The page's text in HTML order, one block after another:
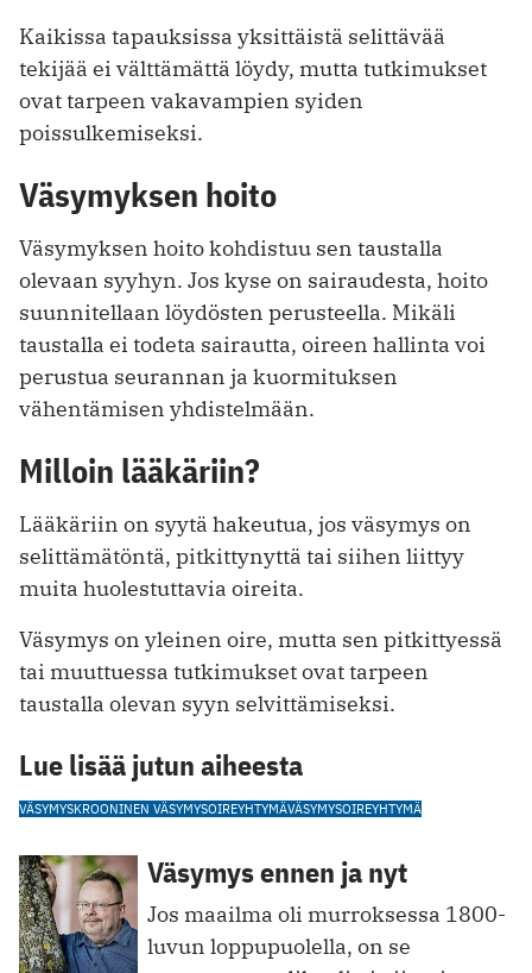
Kaikissa tapauksissa yksittäistä selittävää
tekijää ei välttämättä löydy, mutta tutkimukset
ovat tarpeen vakavampien syiden
poissulkemiseksi.
Väsymyksen hoito
Väsymyksen hoito kohdistuu sen taustalla
olevaan syyhyn. Jos kyse on sairaudesta, hoito
suunnitellaan löydösten perusteella. Mikäli
taustalla ei todeta sairautta, oireen hallinta voi
perustua seurannan ja kuormituksen
vähentämisen yhdistelmään.
Milloin lääkäriin?
Lääkäriin on syytä hakeutua, jos väsymys on
selittämätöntä, pitkittynyttä tai siihen liittyy
muita huolestuttavia oireita.
Väsymys on yleinen oire, mutta sen pitkittyessä
tai muuttuessa tutkimukset ovat tarpeen
taustalla olevan syyn selvittämiseksi.
Lue lisää jutun aiheesta
VÄSYMYSKROONINEN VÄSYMYSOIREYHTYMÄVÄSYMYSOIREYHTYMÄ
Väsymys ennen ja nyt
Jos maailma oli murroksessa 1800-
luvun loppupuolella, on se